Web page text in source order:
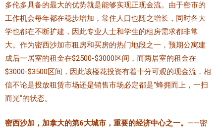
多伦多具备的最大的优势就是能够实现正现金流。由于密市的
工作机会每年都在稳步增加，常住人口也随之增长，同时各大
学也都在不断扩建，因此专业人士和学生的租房需求都非常
大。作为密西沙加市租房和买房的热门地段之一， 预期公寓建
成后一居室的租金在$2500-$3000区间，而两居室的租金在
$3000-$3500区间，因此该楼花投资有着十分可观的现金流，相
信不论是投放租赁市场还是销售市场必定都是“蜂拥而上，一扫
而光”的状态。
密西沙加，加拿大的第6大城市，重要的经济中心之一。 ——密